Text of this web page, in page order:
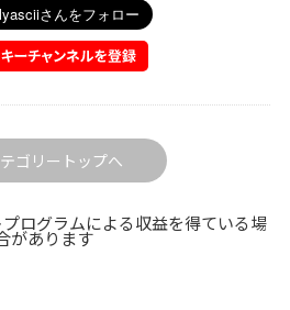
ゴリートップへ
ログラムによる収益を得ている場
があります